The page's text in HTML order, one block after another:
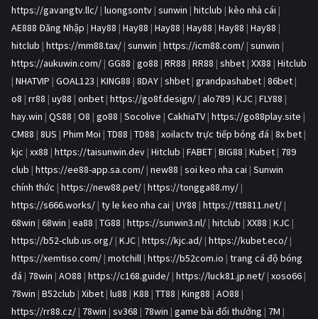
https://gavangtv.llc/ | luongsontv | sunwin | hitclub | kèo nhà cái |
AE888 Đăng Nhập | Hay88 | Hay88 | Hay88 | Hay88 | Hay88 | Hay88 |
hitclub | https://mm88.tax/ | sunwin | https://icm88.com/ | sunwin |
https://aukuwin.com/ | GG88 | go88 | RR88 | RR88 | shbet | XX88 | Hitclub
| NHATVIP | GOAL123 | KING88 | 8DAY | shbet | grandpashabet | 86bet |
o8 | rr88 | uy88 | onbet | https://go8f.design/ | alo789 | KJC | FLY88 |
hay.win | QS88 | O8 | go88 | Socolive | CakhiaTV | https://go88play.site |
CM88 | 8US | Phim Moi | TD88 | TD88 | xoilactv trực tiếp bóng đá | 8x bet |
kjc | xx88 | https://taisunwin.dev | Hitclub | FABET | BIG88 | Kubet | 789
club | https://ee88-app.sa.com/ | new88 | soi keo nha cai | Sunwin
chính thức | https://new88.pet/ | https://tongga88.my/ |
https://s666.works/ | ty le keo nha cai | UY88 | https://tt8811.net/ |
68win | 68win | ea88 | TG88 | https://sunwin3.nl/ | hitclub | XX88 | KJC |
https://b52-club.us.org/ | KJC | https://kjc.ad/ | https://kubet.eco/ |
https://xemtiso.com/ | motchill | https://b52com.io | trang cá độ bóng
đá | 78win | AO88 | https://c168.guide/ | https://luck81.jp.net/ | xoso66 |
78win | B52club | Xibet | lu88 | K88 | TT88 | King88 | AO88 |
https://rr88.cz/ | 78win | sv368 | 78win | game bài đổi thưởng | 7M |